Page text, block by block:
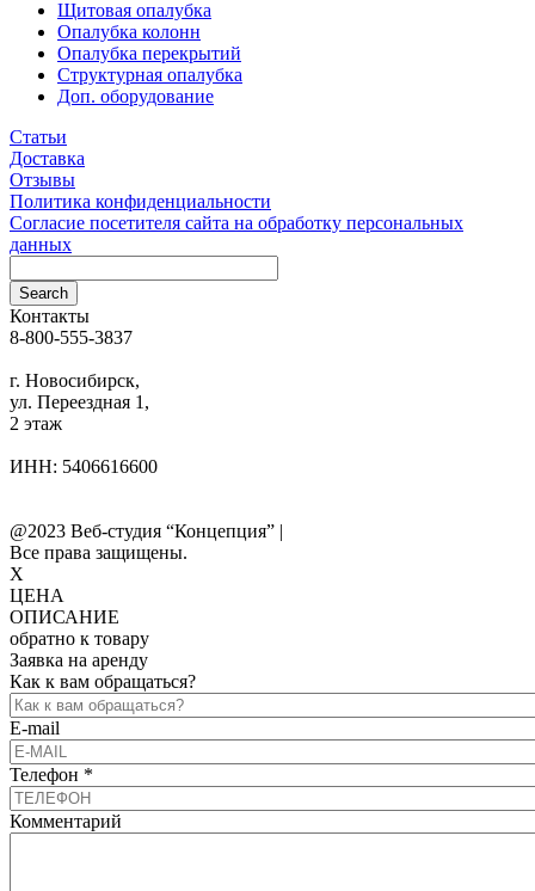
Щитовая опалубка
Опалубка колонн
Опалубка перекрытий
Структурная опалубка
Доп. оборудование
Статьи
Доставка
Отзывы
Политика конфиденциальности
Согласие посетителя сайта на обработку персональных
данных
Контакты
8-800-555-3837
г. Новосибирск,
ул. Переездная 1,
2 этаж
ИНН: 5406616600
@2023 Веб-студия “Концепция” |
Все права защищены.
X
ЦЕНА
ОПИСАНИЕ
обратно к товару
Заявка на аренду
Как к вам обращаться?
E-mail
Телефон *
Комментарий